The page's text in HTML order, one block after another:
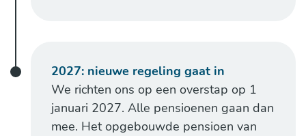
2027: nieuwe regeling gaat in
We richten ons op een overstap op 1
januari 2027. Alle pensioenen gaan dan
mee. Het opgebouwde pensioen van